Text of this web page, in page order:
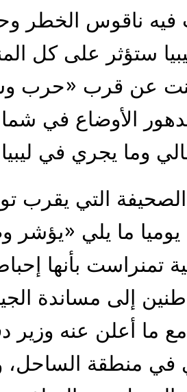
فيه ناقوس الخطر
ستؤثر على كل
عن قرب «حرب
الأوضاع في
وما يجري في ليبيا
التي يقرب
ما يلي
تمنراست بأنها
إلى مساندة
ما أعلن عنه وزير
في منطقة الساحل،